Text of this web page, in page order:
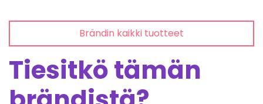
Brändin kaikki tuotteet
Tiesitkö tämän